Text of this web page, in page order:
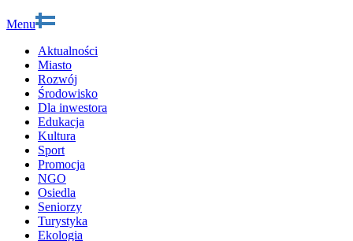
Menu
Aktualności
Miasto
Rozwój
Środowisko
Dla inwestora
Edukacja
Kultura
Sport
Promocja
NGO
Osiedla
Seniorzy
Turystyka
Ekologia